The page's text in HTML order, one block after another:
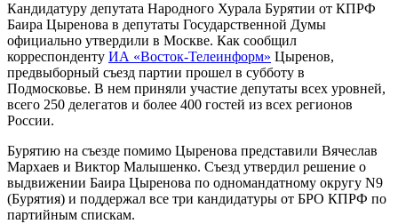
Кандидатуру депутата Народного Хурала Бурятии от КПРФ
Баира Цыренова в депутаты Государственной Думы
официально утвердили в Москве. Как сообщил
корреспонденту ИА «Восток-Телеинформ» Цыренов,
предвыборный съезд партии прошел в субботу в
Подмосковье. В нем приняли участие депутаты всех уровней,
всего 250 делегатов и более 400 гостей из всех регионов
России.
Бурятию на съезде помимо Цыренова представили Вячеслав
Мархаев и Виктор Малышенко. Съезд утвердил решение о
выдвижении Баира Цыренова по одномандатному округу N9
(Бурятия) и поддержал все три кандидатуры от БРО КПРФ по
партийным спискам.